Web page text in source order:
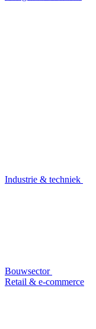
Industrie & techniek
Bouwsector
Retail & e-commerce